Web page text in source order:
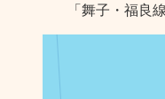
「舞子・福良